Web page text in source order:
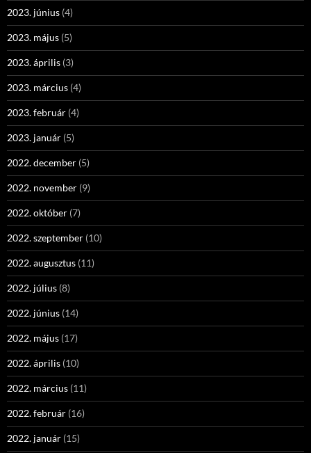
2023. június (4)
2023. május (5)
2023. április (3)
2023. március (4)
2023. február (4)
2023. január (5)
2022. december (5)
2022. november (9)
2022. október (7)
2022. szeptember (10)
2022. augusztus (11)
2022. július (8)
2022. június (14)
2022. május (17)
2022. április (10)
2022. március (11)
2022. február (16)
2022. január (15)